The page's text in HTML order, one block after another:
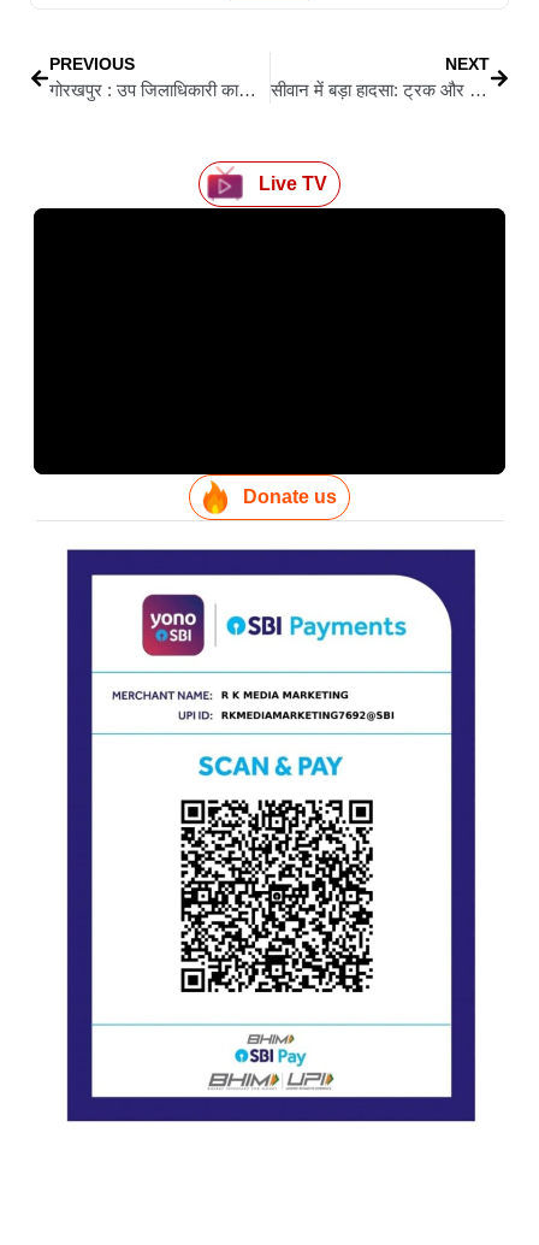
PREVIOUS
गोरखपुर : उप जिलाधिकारी कार्यालय के सामने युवक ने किया आत्मदाह का प्रयास, भूमि विवाद से जुड़ा मामला
NEXT
सीवान में बड़ा हादसा: ट्रक और पिकअप की आमने-सामने टक्कर में 3 की मौत
Live TV
Donate us